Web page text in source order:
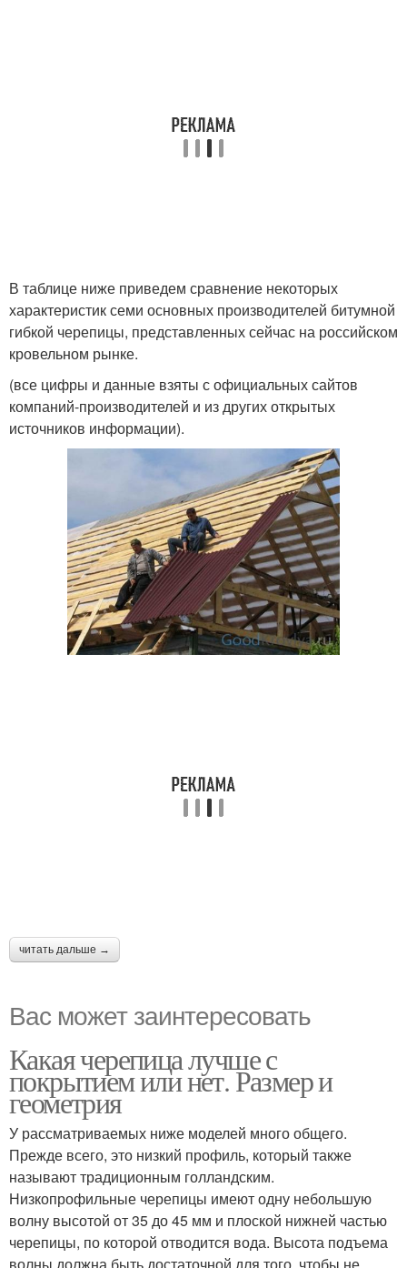
В таблице ниже приведем сравнение некоторых
характеристик семи основных производителей битумной
гибкой черепицы, представленных сейчас на российском
кровельном рынке.
(все цифры и данные взяты с официальных сайтов
компаний-производителей и из других открытых
источников информации).
читать дальше →
Вас может заинтересовать
Какая черепица лучше с
покрытием или нет. Размер и
геометрия
У рассматриваемых ниже моделей много общего.
Прежде всего, это низкий профиль, который также
называют традиционным голландским.
Низкопрофильные черепицы имеют одну небольшую
волну высотой от 35 до 45 мм и плоской нижней частью
черепицы, по которой отводится вода. Высота подъема
волны должна быть достаточной для того, чтобы не